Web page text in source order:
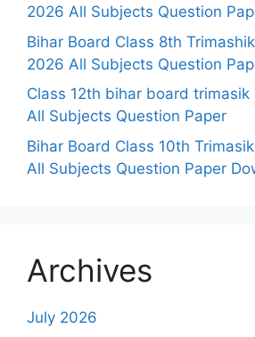
2026 All Subjects Question
Bihar Board Class 8th
2026 All Subjects Question
Class 12th bihar board trimasik
All Subjects Question Paper
Bihar Board Class 10th
All Subjects Question Paper
Archives
July 2026